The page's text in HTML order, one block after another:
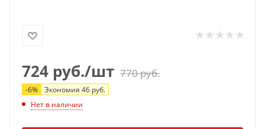
724 руб./шт 770руб.
-6% Экономия 46 руб.
Нет в наличии